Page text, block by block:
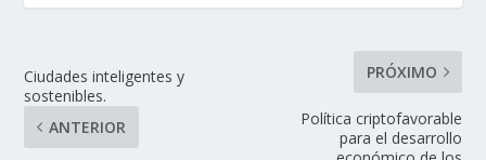
Ciudades inteligentes y
sostenibles.
ANTERIOR
PRÓXIMO
Política criptofavorable
para el desarrollo